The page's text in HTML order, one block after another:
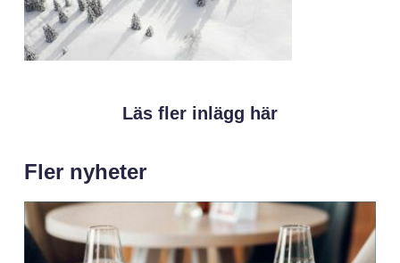
Läs fler inlägg här
Fler nyheter